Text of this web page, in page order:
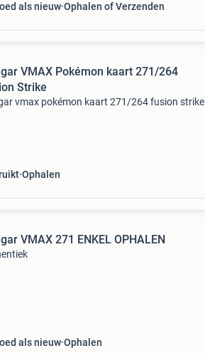
als nieuw Ophalen of Verzenden
VMAX Pokémon kaart 271/264
Strike
vmax pokémon kaart 271/264 fusion strike
Ophalen
VMAX 271 ENKEL OPHALEN
als nieuw Ophalen